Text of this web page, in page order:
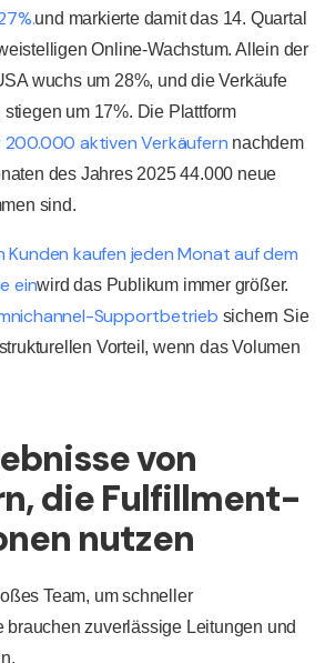
und markierte damit das 14. Quartal
Online-Wachstum. Allein der
wuchs um 28%, und die Verkäufe
um 17%. Die Plattform
200.000 aktiven Verkäufern nachdem
des Jahres 2025 44.000 neue
sind.
Kunden kaufen jeden Monat auf dem
einwird das Publikum immer größer.
Supportbetrieb sichern Sie
Vorteil, wenn das Volumen
von
die Fulfillment-
nutzen
Team, um schneller
brauchen zuverlässige Leitungen und